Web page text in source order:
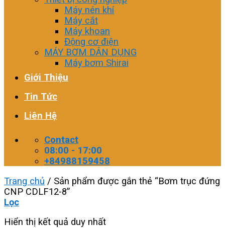
Máy nén khí
Máy cắt
Máy khoan
Động cơ điện
MÁY BƠM DÂN DỤNG
Máy bơm Shirai
Giới Thiệu
Tin Tức
Liên Hệ
Contact
08:00 - 17:00
+84988159458
Trang chủ / Sản phẩm được gắn thẻ “Bơm trục đứng
CNP CDLF12-8”
Lọc
Hiển thị kết quả duy nhất